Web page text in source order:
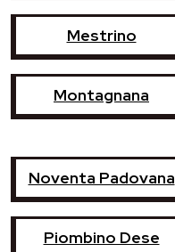
Mestrino
Montagnana
Noventa Padovana
Piombino Dese